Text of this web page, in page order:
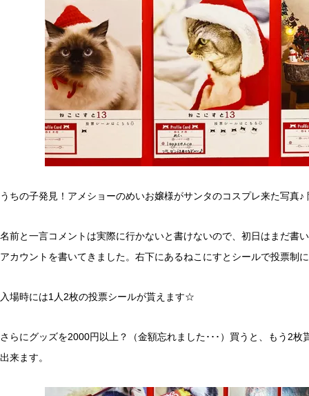
うちの子発見！アメショーのめいお嬢様がサンタのコスプレ来た写真
名前と一言コメントは実際に行かないと書けないので、初日はまだ書
アカウントを書いてきました。右下にあるねこにすとシールで投票制
入場時には1人2枚の投票シールが貰えます☆
さらにグッズを2000円以上？（金額忘れました･･･）買うと、もう2
出来ます。